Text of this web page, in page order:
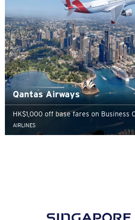
Qantas Airways
HK$1,000 off base fares on Business
AIRLINES